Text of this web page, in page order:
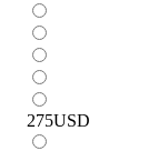
275USD